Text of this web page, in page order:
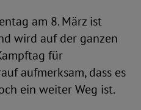
am 8. März ist
wird auf der ganzen
für
aufmerksam, dass es
ein weiter Weg ist.